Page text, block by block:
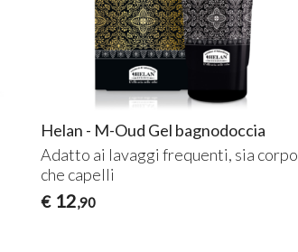
Helan - M-Oud Gel bagnodoccia
Adatto ai lavaggi frequenti, sia corpo
che capelli
€ 12,90